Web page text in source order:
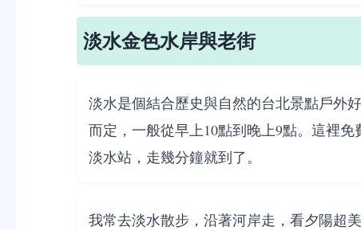
淡水金色水岸與老街
淡水是個結合歷史與自然的台北景點戶外
而定，一般從早上10點到晚上9點。這裡
淡水站，走幾分鐘就到了。
我常去淡水散步，沿著河岸走，看夕陽超